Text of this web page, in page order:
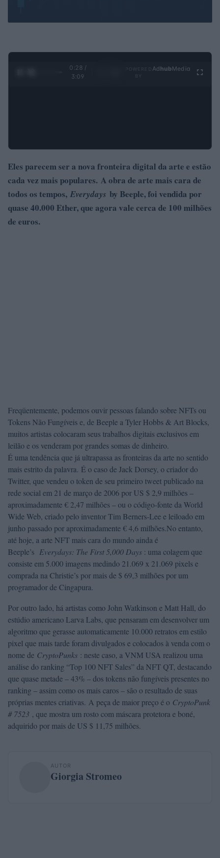
0:28 /
3:09
Ad hubMedia
Eles parecem ser a nova fronteira digital da arte e estão
cada vez mais populares. A obra de arte mais cara de
todos os tempos, Everydays by Beeple, foi vendida por
quase 40.000 Ether, que agora vale cerca de 100 milhões
de euros.
Freqüentemente, podemos ouvir pessoas falando sobre NFTs ou
Tokens Não Fungíveis e, de Beeple a Tyler Hobbs & Art Blocks,
muitos artistas colocaram seus trabalhos digitais exclusivos em
leilão e os venderam por grandes somas de dinheiro.
É uma tendência que já ultrapassa as fronteiras da arte no sentido
mais estrito da palavra. É o caso de Jack Dorsey, o criador do
Twitter, que vendeu o token de seu primeiro tweet publicado na
rede social em 21 de março de 2006 por US $ 2,9 milhões –
aproximadamente € 2,47 milhões – ou o código-fonte da World
Wide Web, criado pelo inventor Tim Berners-Lee e leiloado em
junho passado por aproximadamente € 4,6 milhões.No entanto,
até hoje, a arte NFT mais cara do mundo ainda é
Beeple’s Everydays: The First 5,000 Days : uma colagem que
consiste em 5.000 imagens medindo 21.069 x 21.069 pixels e
comprada na Christie’s por mais de $ 69,3 milhões por um
programador de Cingapura.
Por outro lado, há artistas como John Watkinson e Matt Hall, do
estúdio americano Larva Labs, que pensaram em desenvolver um
algoritmo que gerasse automaticamente 10.000 retratos em estilo
pixel que mais tarde foram divulgados e colocados à venda com o
nome de CryptoPunks : neste caso, a VNM USA realizou uma
análise do ranking “Top 100 NFT Sales” da NFT QT, destacando
que quase metade – 43% – dos tokens não fungíveis presentes no
ranking – assim como os mais caros – são o resultado de suas
próprias mentes criativas. A peça de maior preço é o CryptoPunk
# 7523 , que mostra um rosto com máscara protetora e boné,
adquirido por mais de US $ 11,75 milhões.
AUTOR
Giorgia Stromeo